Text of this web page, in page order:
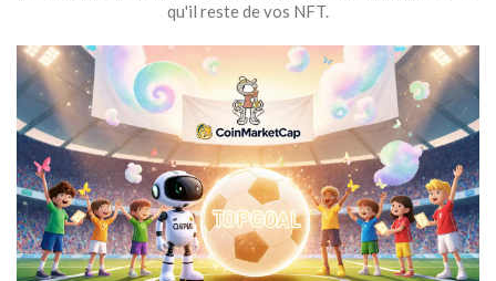
qu'il reste de vos NFT.